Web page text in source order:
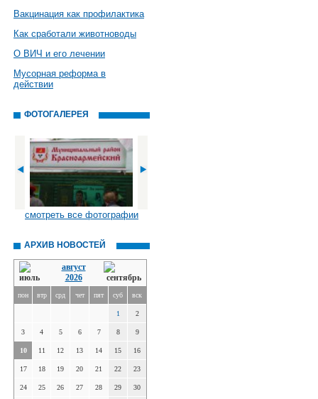
Вакцинация как профилактика
Как сработали животноводы
О ВИЧ и его лечении
Мусорная реформа в
действии
ФОТОГАЛЕРЕЯ
смотреть все фотографии
АРХИВ НОВОСТЕЙ
август
2026
пон втр срд чет пят суб вск
1 2
3 4 5 6 7 8 9
10 11 12 13 14 15 16
17 18 19 20 21 22 23
24 25 26 27 28 29 30